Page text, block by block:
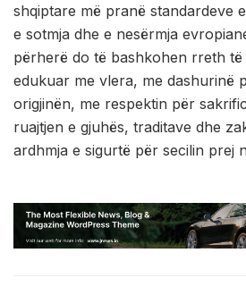
shqiptare më pranë standardeve
e sotmja dhe e nesërmja
përherë do të bashkohen rreth të
edukuar me vlera, me dashurinë
origjinën, me respektin për
ruajtjen e gjuhës, traditave dhe
ardhmja e sigurtë për secilin prej